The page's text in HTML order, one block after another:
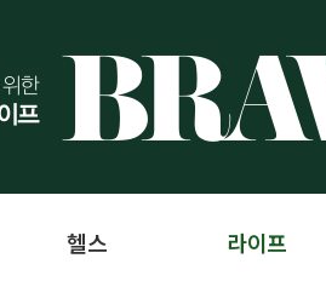
헬스 라이프